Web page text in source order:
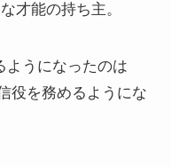
才能の持ち主。
ようになったのは
役を務めるようにな